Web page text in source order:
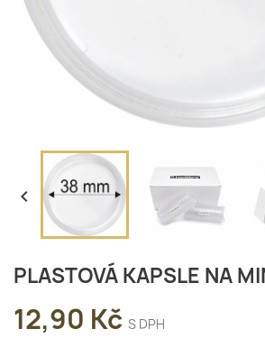

PLASTOVÁ KAPSLE NA
12,90 Kč S DPH